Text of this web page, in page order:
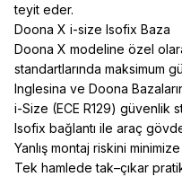
teyit eder.
Doona X i-size Isofix Baza
Doona X modeline özel
standartlarında maksimum
Inglesina ve Doona
i-Size (ECE R129) güvenlik
Isofix bağlantı ile araç
Yanlış montaj riskini
Tek hamlede tak–çıkar